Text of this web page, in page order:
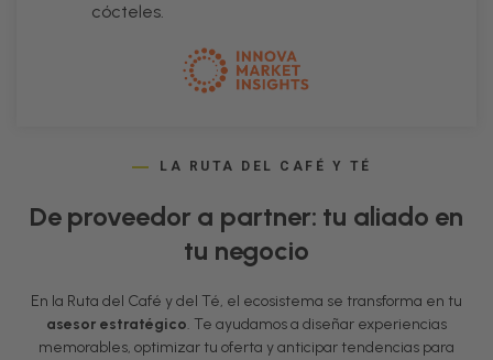
cócteles.
LA RUTA DEL CAFÉ Y TÉ
De proveedor a partner: tu aliado en
tu negocio
En la Ruta del Café y del Té, el ecosistema se transforma en tu
asesor estratégico. Te ayudamos a diseñar experiencias
memorables, optimizar tu oferta y anticipar tendencias para